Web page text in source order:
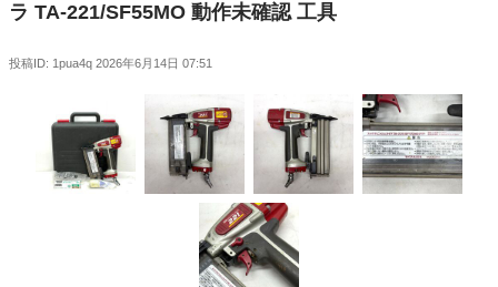
ラ TA-221/SF55MO 動作未確認 工具
投稿ID: 1pua4q 2026年6月14日 07:51